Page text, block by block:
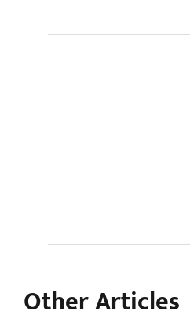
Other Articles